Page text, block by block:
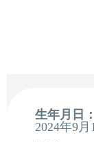
生年月日：
2024年9月